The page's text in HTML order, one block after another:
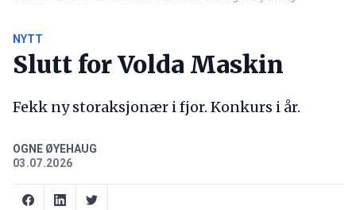
NYTT
Slutt for Volda Maskin
Fekk ny storaksjonær i fjor. Konkurs i år.
OGNE ØYEHAUG
03.07.2026